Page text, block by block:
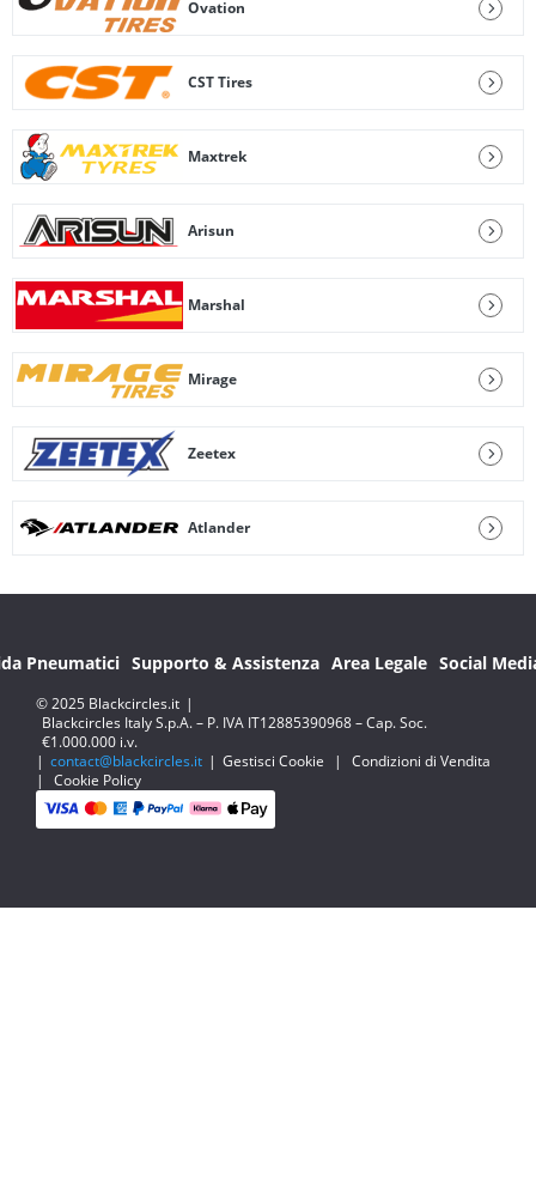
Ovation
CST Tires
Maxtrek
Arisun
Marshal
Mirage
Zeetex
Atlander
Pneumatici Supporto & Assistenza Area Legale Social
© 2025 Blackcircles.it |
Blackcircles Italy S.p.A. – P. IVA IT12885390968 – Cap. Soc.
€1.000.000 i.v.
| contact@blackcircles.it | Gestisci Cookie |
Condizioni di Vendita
|
Cookie Policy